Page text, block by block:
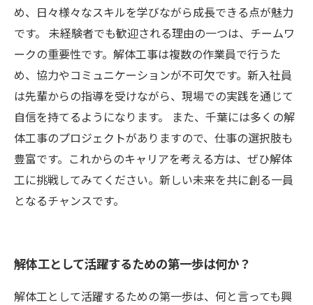
め、日々様々なスキルを学びながら成長できる点が魅力
です。 未経験者でも歓迎される理由の一つは、チームワ
ークの重要性です。解体工事は複数の作業員で行うた
め、協力やコミュニケーションが不可欠です。新入社員
は先輩からの指導を受けながら、現場での実践を通じて
自信を持てるようになります。 また、千葉には多くの解
体工事のプロジェクトがありますので、仕事の選択肢も
豊富です。これからのキャリアを考える方は、ぜひ解体
工に挑戦してみてください。新しい未来を共に創る一員
となるチャンスです。
解体工として活躍するための第一歩は何か？
解体工として活躍するための第一歩は、何と言っても興